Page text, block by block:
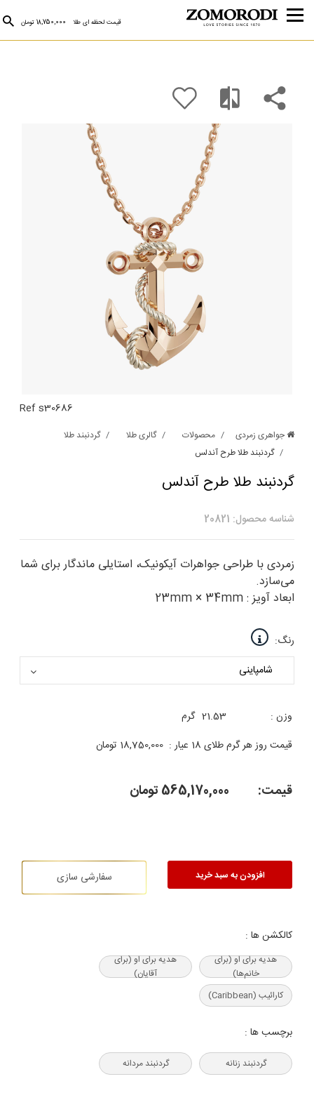
قیمت لحظه ای طلا 18,750,000 تومان
Ref s30686
جواهری زمردی محصولات گالری طلا
گردنبند طلا
گردنبند طلا طرح آندلس
گردنبند طلا طرح آندلس
شناسه محصول: 20821
زمردی با طراحی جواهرات آیکونیک، استایلی ماندگار برای شما
می‌سازد.
ابعاد آویز : 23mm × 34mm
رنگ:
وزن : 21.53 گرم
قیمت روز هر گرم طلای 18 عیار :
18,750,000 تومان
قیمت: 565,170,000تومان
افزودن به سبد خرید سفارشی سازی
کالکشن ها :
هدیه‌ برای او (برای
خانم‌ها)
هدیه‌ برای او (برای
آقایان)
کارائیب (Caribbean)
برچسب ها :
گردنبند زنانه گردنبند مردانه